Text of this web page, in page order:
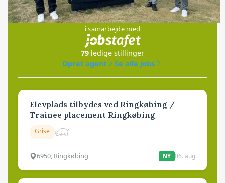
Jobs
i samarbejde med
79 ledige stillinger
Opret agent
Se alle jobs
Elevplads tilbydes ved Ringkøbing /
Trainee placement Ringkøbing
Grise
6950, Ringkøbing NY 06. aug.